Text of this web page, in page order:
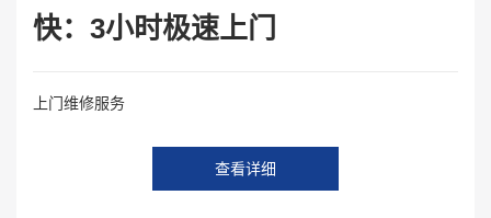
快：3小时极速上门
上门维修服务
查看详细